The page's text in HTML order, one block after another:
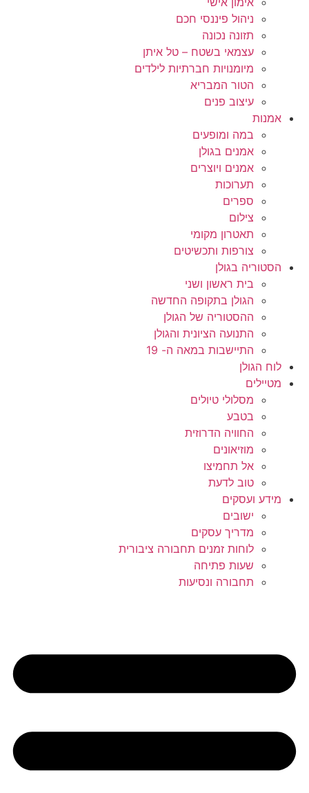
ניהול פיננסי חכם
תזונה נכונה
עצמאי בשטח – טל איתן
מיומנויות חברתיות לילדים
הטור המבריא
עיצוב פנים
אמנות
במה ומופעים
אמנים בגולן
אמנים ויוצרים
תערוכות
ספרים
צילום
תאטרון מקומי
צורפות ותכשיטים
הסטוריה בגולן
בית ראשון ושני
הגולן בתקופה החדשה
ההסטוריה של הגולן
התנועה הציונית והגולן
התיישבות במאה ה- 19
לוח הגולן
מטיילים
מסלולי טיולים
בטבע
החוויה הדרוזית
מוזיאונים
אל תחמיצו
טוב לדעת
מידע ועסקים
ישובים
מדריך עסקים
לוחות זמנים תחבורה ציבורית
שעות פתיחה
תחבורה ונסיעות